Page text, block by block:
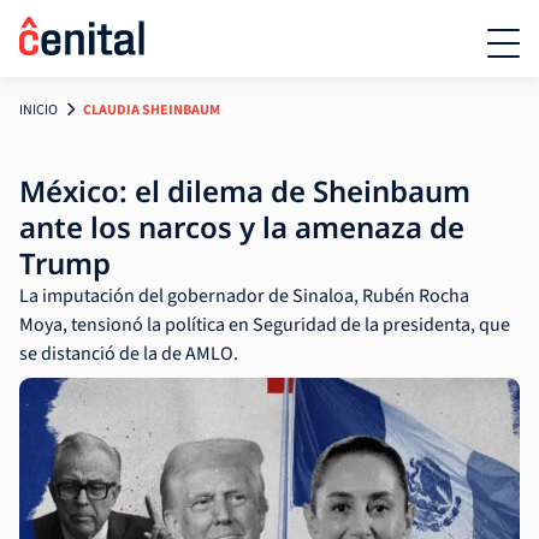
INICIO CLAUDIA SHEINBAUM
México: el dilema de Sheinbaum
ante los narcos y la amenaza de
Trump
La imputación del gobernador de Sinaloa, Rubén Rocha
Moya, tensionó la política en Seguridad de la presidenta, que
se distanció de la de AMLO.